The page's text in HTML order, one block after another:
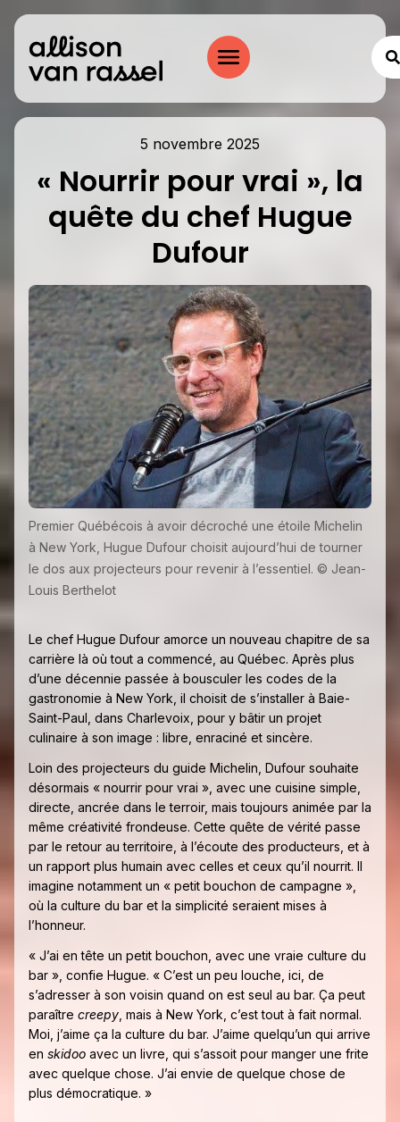
5 novembre 2025
« Nourrir pour vrai », la
quête du chef Hugue
Dufour
Premier Québécois à avoir décroché une étoile Michelin
à New York, Hugue Dufour choisit aujourd’hui de tourner
le dos aux projecteurs pour revenir à l’essentiel. © Jean-
Louis Berthelot
Le chef Hugue Dufour amorce un nouveau chapitre de sa
carrière là où tout a commencé, au Québec. Après plus
d’une décennie passée à bousculer les codes de la
gastronomie à New York, il choisit de s’installer à Baie-
Saint-Paul, dans Charlevoix, pour y bâtir un projet
culinaire à son image : libre, enraciné et sincère.
Loin des projecteurs du guide Michelin, Dufour souhaite
désormais « nourrir pour vrai », avec une cuisine simple,
directe, ancrée dans le terroir, mais toujours animée par la
même créativité frondeuse. Cette quête de vérité passe
par le retour au territoire, à l’écoute des producteurs, et à
un rapport plus humain avec celles et ceux qu’il nourrit. Il
imagine notamment un « petit bouchon de campagne »,
où la culture du bar et la simplicité seraient mises à
l’honneur.
« J’ai en tête un petit bouchon, avec une vraie culture du
bar », confie Hugue. « C’est un peu louche, ici, de
s’adresser à son voisin quand on est seul au bar. Ça peut
paraître creepy , mais à New York, c’est tout à fait normal.
Moi, j’aime ça la culture du bar. J’aime quelqu’un qui arrive
en skidoo avec un livre, qui s’assoit pour manger une frite
avec quelque chose. J’ai envie de quelque chose de
plus démocratique. »